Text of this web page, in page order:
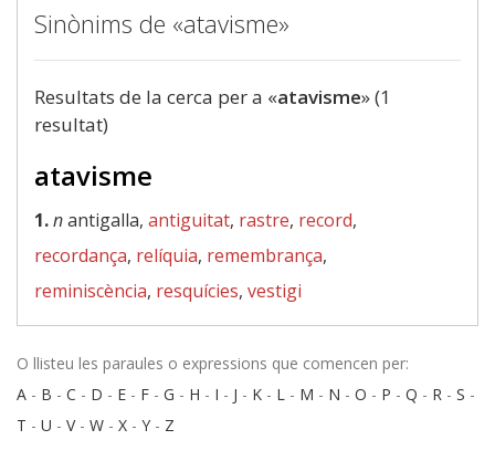
Sinònims de «atavisme»
Resultats de la cerca per a «atavisme» (1
resultat)
atavisme
1.nantigalla, antiguitat, rastre, record,
recordança, relíquia, remembrança,
reminiscència, resquícies, vestigi
O llisteu les paraules o expressions que comencen per:
A - B - C - D - E - F - G - H - I - J - K - L - M - N - O - P - Q - R - S -
T - U - V- W - X - Y - Z